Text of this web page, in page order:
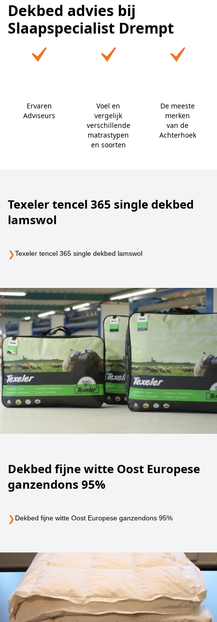
Dekbed advies bij
Slaapspecialist Drempt
Ervaren
Adviseurs
Voel en
vergelijk
verschillende
matrastypen
en soorten
De meeste
merken
van de
Achterhoek
Texeler tencel 365 single dekbed
lamswol
❯Texeler tencel 365 single dekbed lamswol
Dekbed fijne witte Oost Europese
ganzendons 95%
❯Dekbed fijne witte Oost Europese ganzendons 95%